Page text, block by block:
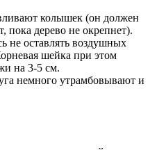
колышек (он должен
пока дерево не окрепнет).
не оставлять воздушных
шейка при этом
на 3-5 см.
немного утрамбовывают и